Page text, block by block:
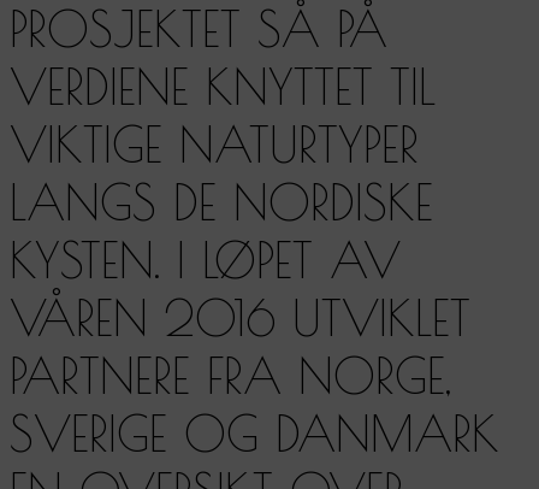
PROSJEKTET SÅ PÅ
VERDIENE KNYTTET TIL
VIKTIGE NATURTYPER
LANGS DE NORDISKE
KYSTEN. I LØPET AV
VÅREN 2016 UTVIKLET
PARTNERE FRA NORGE,
SVERIGE OG DANMARK